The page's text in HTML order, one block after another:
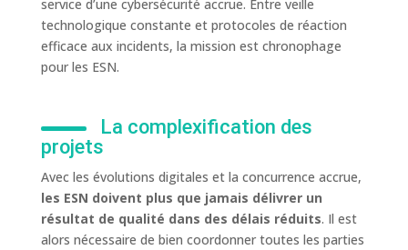
service d’une cybersécurité accrue. Entre veille
technologique constante et protocoles de réaction
efficace aux incidents, la mission est chronophage
pour les ESN.
La complexification des
projets
Avec les évolutions digitales et la concurrence accrue,
les ESN doivent plus que jamais délivrer un
résultat de qualité dans des délais réduits. Il est
alors nécessaire de bien coordonner toutes les parties